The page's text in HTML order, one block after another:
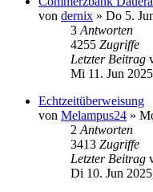
von dernix » Do 5.
3 Antworten
4255 Zugriffe
Letzter Beitrag
Mi 11. Jun
Echtzeitüberweisung
von Melampus24 »
2 Antworten
3413 Zugriffe
Letzter Beitrag
Di 10. Jun